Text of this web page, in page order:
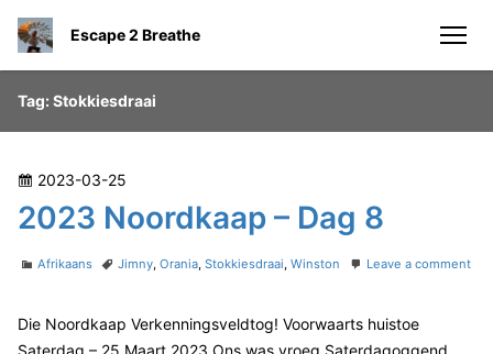
Escape 2 Breathe
Tag: Stokkiesdraai
P
o
s
t
o
2023-03-25
2023 Noordkaap – Dag 8
C
e
g
Afrikaans
T
s
Jimny,Orania,Stokkiesdraai,Winston
Leave a comment
2
0
Die Noordkaap Verkenningsveldtog! Voorwaarts huistoe